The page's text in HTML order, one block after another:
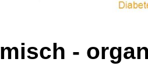
-